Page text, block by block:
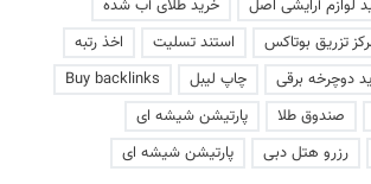
لوازم آرایشی اصل
خرید طلای آب شده
تزریق بوتاکس استند تسلیت
اخذ رتبه
دوچرخه برقی چاپ لیبل
Buy backlinks
صندوق طلا
پارتیشن شیشه ای
رزرو هتل دبی پارتیشن شیشه ای